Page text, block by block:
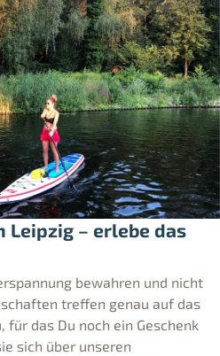
Leipzig – erlebe das
bewahren und nicht
treffen genau auf das
für das Du noch ein Geschenk
sich über unseren